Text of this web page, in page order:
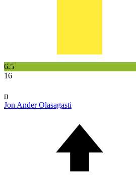
6.5
16
п
Jon Ander Olasagasti